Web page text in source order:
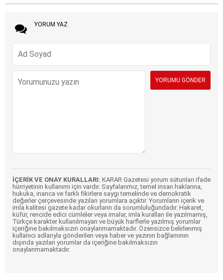
YORUM YAZ
İÇERİK VE ONAY KURALLARI: KARAR Gazetesi yorum sütunları ifade
hürriyetinin kullanımı için vardır. Sayfalarımız, temel insan haklarına,
hukuka, inanca ve farklı fikirlere saygı temelinde ve demokratik
değerler çerçevesinde yazılan yorumlara açıktır. Yorumların içerik ve
imla kalitesi gazete kadar okurların da sorumluluğundadır. Hakaret,
küfür, rencide edici cümleler veya imalar, imla kuralları ile yazılmamış,
Türkçe karakter kullanılmayan ve büyük harflerle yazılmış yorumlar
içeriğine bakılmaksızın onaylanmamaktadır. Özensizce belirlenmiş
kullanıcı adlarıyla gönderilen veya haber ve yazının bağlamının
dışında yazılan yorumlar da içeriğine bakılmaksızın
onaylanmamaktadır.